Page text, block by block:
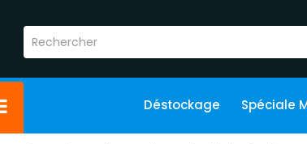
Déstockage Spéciale